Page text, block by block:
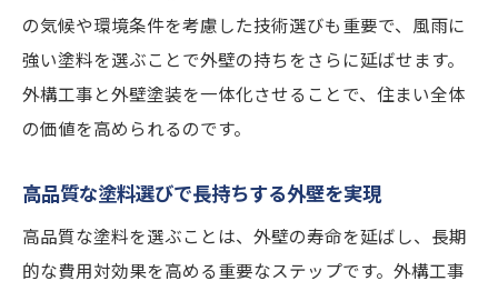
の気候や環境条件を考慮した技術選びも重要で、風雨に
強い塗料を選ぶことで外壁の持ちをさらに延ばせます。
外構工事と外壁塗装を一体化させることで、住まい全体
の価値を高められるのです。
高品質な塗料選びで長持ちする外壁を実現
高品質な塗料を選ぶことは、外壁の寿命を延ばし、長期
的な費用対効果を高める重要なステップです。外構工事